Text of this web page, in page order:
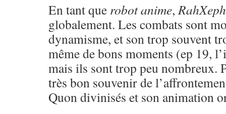
En tant que robot anime,
globalement. Les combats sont
dynamisme, et son trop souvent
même de bons moments (ep 19,
mais ils sont trop peu nombreux.
très bon souvenir de
Quon divinisés et son animation